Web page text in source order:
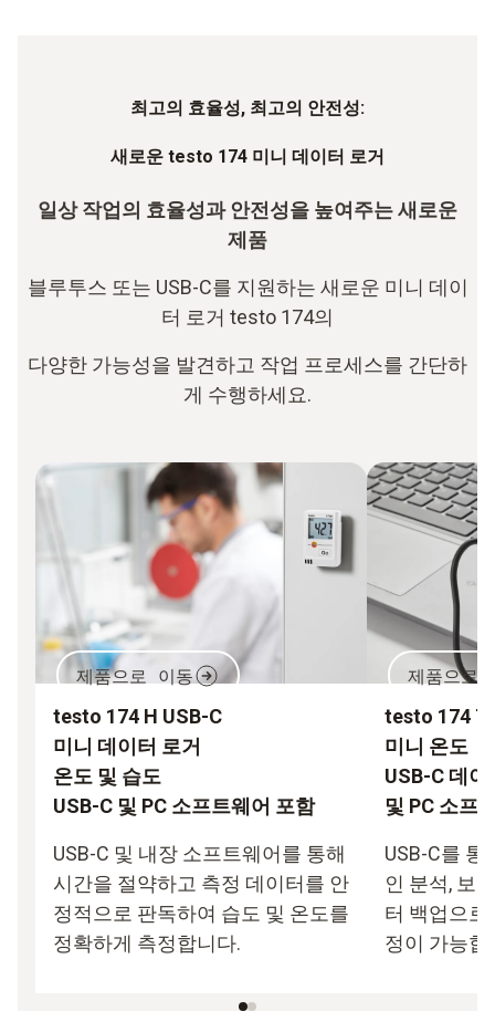
최고의 효율성, 최고의 안전성:
새로운 testo 174 미니 데이터 로거
일상 작업의 효율성과 안전성을 높여주는 새로운
제품
블루투스 또는 USB-C를 지원하는 새로운 미니 데이
터 로거 testo 174의
다양한 가능성을 발견하고 작업 프로세스를 간단하
게 수행하세요.
제품으로 이동
testo 174 H USB-C
미니 데이터 로거
온도 및 습도
USB-C 및 PC 소프트웨어 포함
USB-C 및 내장 소프트웨어를 통해
시간을 절약하고 측정 데이터를 안
정적으로 판독하여 습도 및 온도를
정확하게 측정합니다.
제품으로
testo 174 T
미니 온도
USB-C 데이
및 PC 소프
USB-C를 통
인 분석, 보
터 백업으로
정이 가능합